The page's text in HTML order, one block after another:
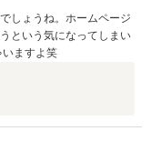
しょうね。ホームページ
という気になってしまい
いますよ笑